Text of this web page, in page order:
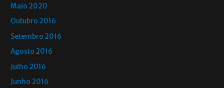
Maio 2020
Outubro 2016
Setembro 2016
Agosto 2016
Julho 2016
Junho 2016